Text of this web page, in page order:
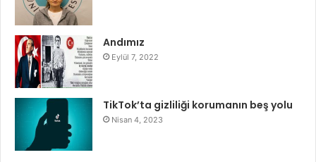
Andımız
Eylül 7, 2022
TikTok’ta gizliliği korumanın beş yolu
Nisan 4, 2023